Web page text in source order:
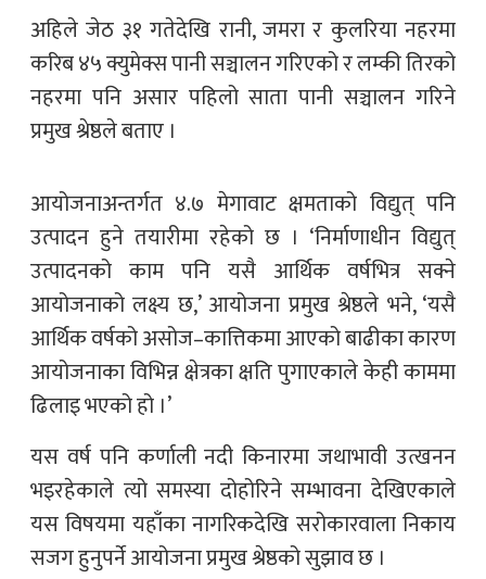
अहिले जेठ ३१ गतेदेखि रानी, जमरा र कुलरिया नहरमा
करिब ४५ क्युमेक्स पानी सञ्चालन गरिएको र लम्की तिरको
नहरमा पनि असार पहिलो साता पानी सञ्चालन गरिने
प्रमुख श्रेष्ठले बताए ।
आयोजनाअन्तर्गत ४.७ मेगावाट क्षमताको विद्युत् पनि
उत्पादन हुने तयारीमा रहेको छ । ‘निर्माणाधीन विद्युत्
उत्पादनको काम पनि यसै आर्थिक वर्षभित्र सक्ने
आयोजनाको लक्ष्य छ,’ आयोजना प्रमुख श्रेष्ठले भने, ‘यसै
आर्थिक वर्षको असोज–कात्तिकमा आएको बाढीका कारण
आयोजनाका विभिन्न क्षेत्रका क्षति पुगाएकाले केही काममा
ढिलाइ भएको हो ।’
यस वर्ष पनि कर्णाली नदी किनारमा जथाभावी उत्खनन
भइरहेकाले त्यो समस्या दोहोरिने सम्भावना देखिएकाले
यस विषयमा यहाँका नागरिकदेखि सरोकारवाला निकाय
सजग हुनुपर्ने आयोजना प्रमुख श्रेष्ठको सुझाव छ ।